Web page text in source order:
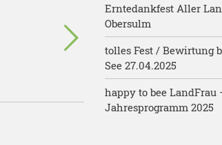
Erntedankfest Aller
Obersulm
tolles Fest / Bewirtung
See 27.04.2025
happy to bee LandFrau
Jahresprogramm 2025